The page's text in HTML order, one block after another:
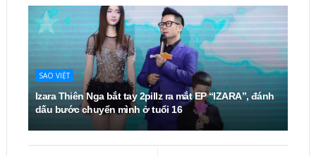
SAO VIỆT
Izara Thiên Nga bắt tay 2pillz ra mắt EP “IZARA”, đánh
dấu bước chuyển mình ở tuổi 16